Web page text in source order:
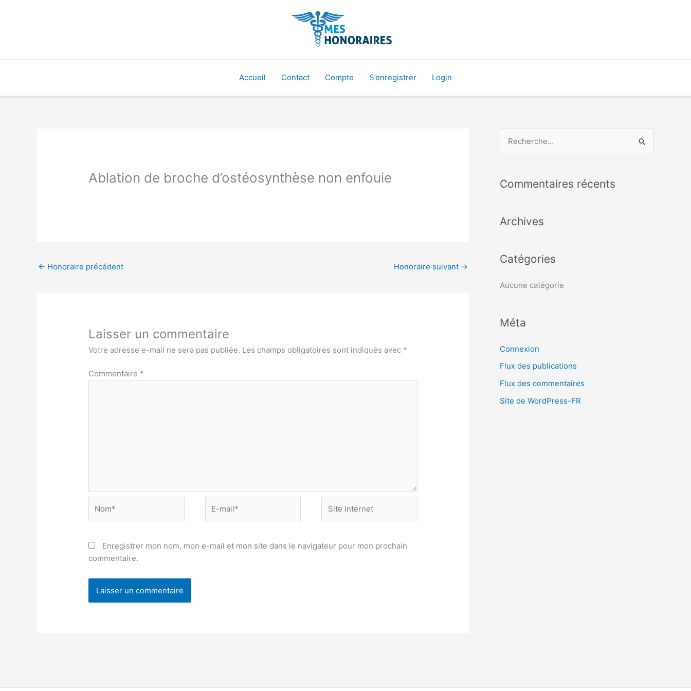
Accueil Contact Compte S’enregistrer Login
Ablation de broche d’ostéosynthèse non enfouie
← Honoraire précédent Honoraire suivant →
Laisser un commentaire
Votre adresse e-mail ne sera pas publiée. Les champs obligatoires sont indiqués avec *
Commentaire *
mail*
Internet
Enregistrer mon nom, mon e-mail et mon site dans le navigateur pour mon prochain
commentaire.
h
r
e
r
Commentaires récents
Archives
Catégories
Aucune catégorie
Méta
Connexion
Flux des publications
Flux des commentaires
Site de WordPress-FR